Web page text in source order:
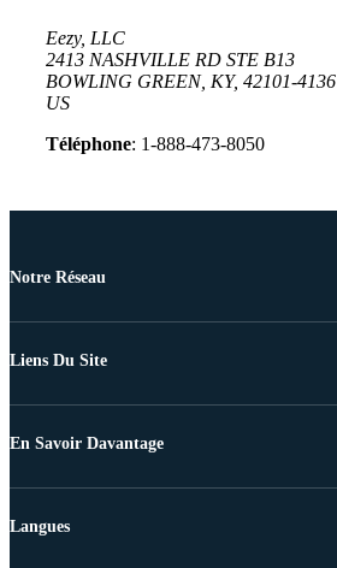
Eezy, LLC
2413 NASHVILLE RD STE B13
BOWLING GREEN, KY, 42101-4136
US
Téléphone: 1-888-473-8050
Notre Réseau
Liens Du Site
En Savoir Davantage
Langues